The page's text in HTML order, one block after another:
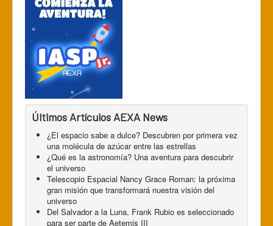
Últimos Artículos AEXA News
¿El espacio sabe a dulce? Descubren por primera vez
una molécula de azúcar entre las estrellas
¿Qué es la astronomía? Una aventura para descubrir
el universo
Telescopio Espacial Nancy Grace Roman: la próxima
gran misión que transformará nuestra visión del
universo
Del Salvador a la Luna, Frank Rubio es seleccionado
para ser parte de Aetemis III